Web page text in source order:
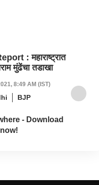
: महाराष्ट्रात
मुंढेंचा तडाखा
8:49 AM (IST)
BJP
- Download
now!